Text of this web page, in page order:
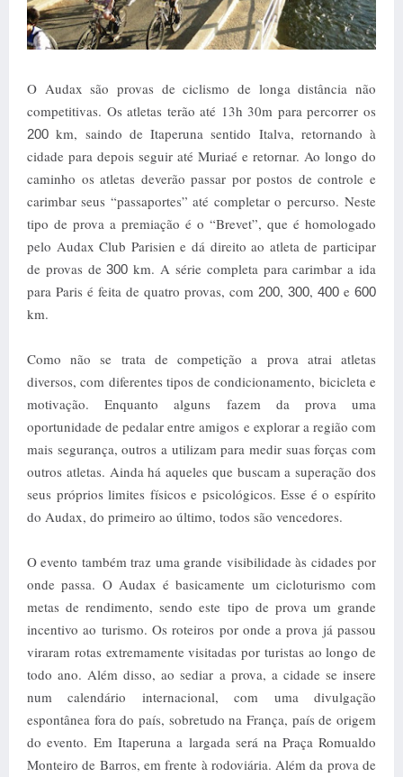
O Audax são provas de ciclismo de longa distância não
competitivas. Os atletas terão até 13h 30m para percorrer os
200 km, saindo de Itaperuna sentido Italva, retornando à
cidade para depois seguir até Muriaé e retornar. Ao longo do
caminho os atletas deverão passar por postos de controle e
carimbar seus “passaportes” até completar o percurso. Neste
tipo de prova a premiação é o “Brevet”, que é homologado
pelo Audax Club Parisien e dá direito ao atleta de participar
de provas de300 km. A série completa para carimbar a ida
para Paris é feita de quatro provas, com 200, 300, 400 e 600
km.
Como não se trata de competição a prova atrai atletas
diversos, com diferentes tipos de condicionamento, bicicleta e
motivação. Enquanto alguns fazem da prova uma
oportunidade de pedalar entre amigos e explorar a região com
mais segurança, outros a utilizam para medir suas forças com
outros atletas. Ainda há aqueles que buscam a superação dos
seus próprios limites físicos e psicológicos. Esse é o espírito
do Audax, do primeiro ao último, todos são vencedores.
O evento também traz uma grande visibilidade às cidades por
onde passa. O Audax é basicamente um cicloturismo com
metas de rendimento, sendo este tipo de prova um grande
incentivo ao turismo. Os roteiros por onde a prova já passou
viraram rotas extremamente visitadas por turistas ao longo de
todo ano. Além disso, ao sediar a prova, a cidade se insere
num calendário internacional, com uma divulgação
espontânea fora do país, sobretudo na França, país de origem
do evento.Em Itaperuna a largada será na Praça Romualdo
Monteiro de Barros, em frente à rodoviária. Além da prova de